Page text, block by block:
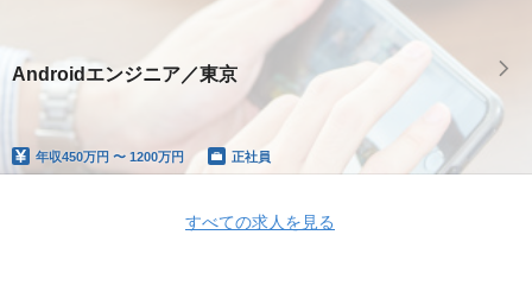
Androidエンジニア／東京
年収450万円 〜 1200万円 正社員
すべての求人を見る